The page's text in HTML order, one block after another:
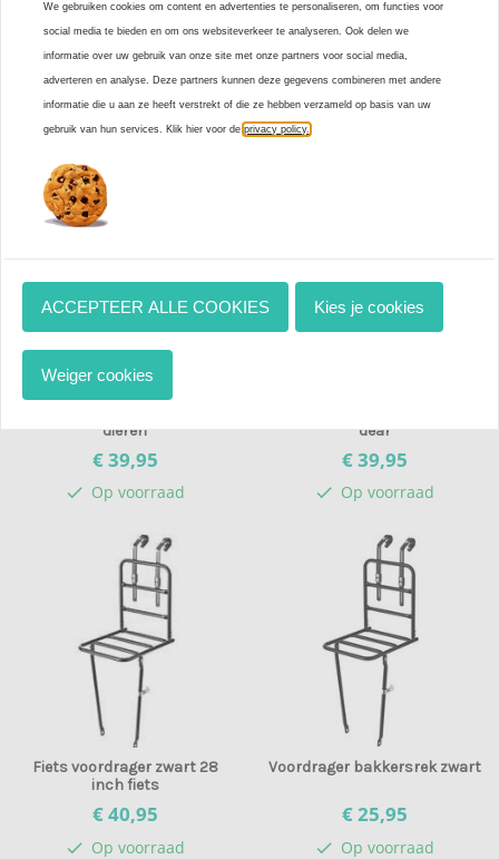
Fietskrathoes XL Allover
summer wybert
€ 39,95
check Op voorraad
Fietskrathoes XL Lilac
Stripes
€ 39,95
dieren
€ 39,95
check Op voorraad
dear
€ 39,95
check Op voorraad
Fiets voordrager zwart 28
inch fiets
€ 40,95
check Op voorraad
Voordrager bakkersrek zwart
€ 25,95
check Op voorraad
We gebruiken cookies om content en advertenties te personaliseren, om functies voor
social media te bieden en om ons websiteverkeer te analyseren. Ook delen we
informatie over uw gebruik van onze site met onze partners voor social media,
adverteren en analyse. Deze partners kunnen deze gegevens combineren met andere
informatie die u aan ze heeft verstrekt of die ze hebben verzameld op basis van uw
gebruik van hun services. Klik hier voor deprivacy policy.
ACCEPTEER ALLE COOKIES Kies je cookies
Weiger cookies